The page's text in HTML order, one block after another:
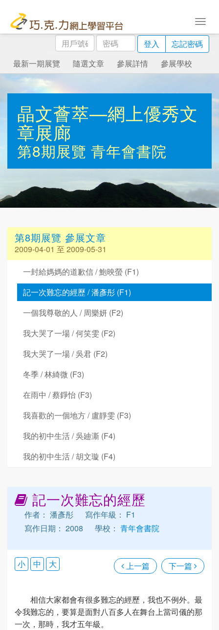
用
戶
號
碼
密
碼
登入
忘記密碼
最新一期展覽
隨選文章 參展詳情 參展學校
晶文薈萃—網上優秀文
章展廊
第8期展覽 青年會書院
第8期展覽 參展文章
2009-04-01 至 2009-05-31
一封給媽媽的道歉信 / 鮑映螢 (F1)
記一次難忘的經歷 / 潘彥彤 (F1)
一個我尊敬的人 / 周樂妍 (F2)
我大哭了一場 / 何笑雯 (F2)
我大哭了一場 / 吳君 (F2)
冬季 / 林綺微 (F3)
在雨中 / 蔡錚怡 (F3)
我喜歡的一個地方 / 盧靜雯 (F3)
我的初中生活 / 吳廸澌 (F4)
我的初中生活 / 胡文璇 (F4)
記一次難忘的經歷
作者： 潘彥彤
寫作年級： F1
寫作日期： 2008
學校： 青年會書院
上一篇 下一篇
小 中 大
相信大家都會有很多難忘的經歷，我也不例外。最
令我難忘的，要算是面對八百多人在舞台上當司儀的那
一次，那時，我才五年級。